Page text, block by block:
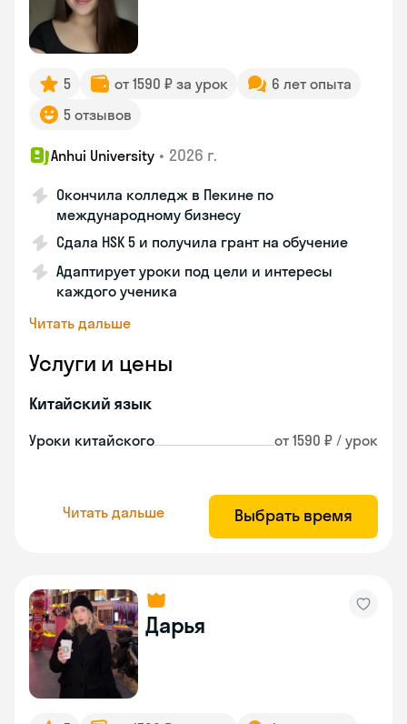
5 от 1590 ₽ за урок
6 лет опыта
5 отзывов
Anhui University • 2026 г.
Окончила колледж в Пекине по
международному бизнесу
Сдала HSK 5 и получила грант на обучение
Адаптирует уроки под цели и интересы
каждого ученика
Читать дальше
Услуги и цены
Китайский язык
Уроки китайского от 1590 ₽ / урок
Читать дальше Выбрать время
Дарья